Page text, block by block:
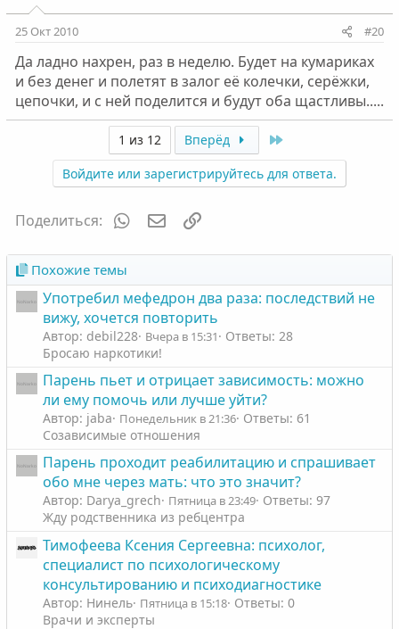
25 Окт 2010 #20
Да ладно нахрен, раз в неделю. Будет на кумариках
и без денег и полетят в залог её колечки, серёжки,
цепочки, и с ней поделится и будут оба щастливы.....
1 из 12 Вперёд
Войдите или зарегистрируйтесь для ответа.
Поделиться: WhatsAppЭлектронная почта
Похожие темы
Употребил мефедрон два раза: последствий не
вижу, хочется повторить
Автор: debil228 Вчера в 15:31
Ответы: 28
Бросаю наркотики!
Парень пьет и отрицает зависимость: можно
ли ему помочь или лучше уйти?
Автор: jaba Понедельник в 21:36 Ответы: 61
Созависимые отношения
Парень проходит реабилитацию и спрашивает
обо мне через мать: что это значит?
Автор: Darya_grech Пятница в 23:49 Ответы: 97
Жду родственника из ребцентра
Тимофеева Ксения Сергеевна: психолог,
специалист по психологическому
консультированию и психодиагностике
Автор: Нинель Пятница в 15:18 Ответы: 0
Врачи и эксперты